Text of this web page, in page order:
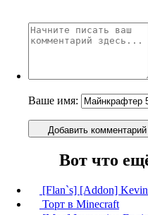
Ваше имя:
Добавить комментарий
Вот что
[Flan`s] [Addon]
Торт в Minecraft